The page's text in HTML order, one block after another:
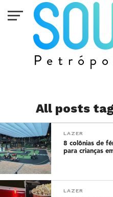
All posts
LAZER
8 colônias de
para crianças
LAZER